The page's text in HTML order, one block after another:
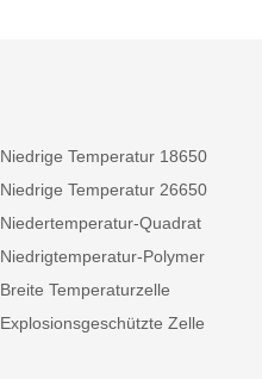
Niedrige Temperatur 18650
Niedrige Temperatur 26650
Niedertemperatur-Quadrat
Niedrigtemperatur-Polymer
Breite Temperaturzelle
Explosionsgeschützte Zelle